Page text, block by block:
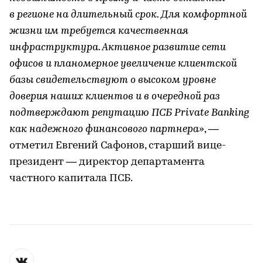
в регионе на длительный срок. Для комфортной
жизни им требуется качественная
инфраструктура. Активное развитие сети
офисов и планомерное увеличение клиентской
базы свидетельствуют о высоком уровне
доверия наших клиентов и в очередной раз
подтверждают репутацию ПСБ Private Banking
как надежного финансового партнера», —
отметил Евгений Сафонов, старший вице-
президент — директор департамента
частного капитала ПСБ.